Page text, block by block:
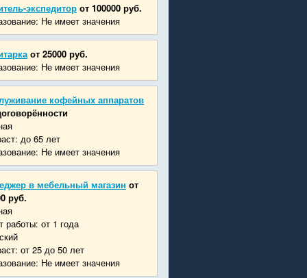
экспедитор от 100000 руб.
Не имеет значения
от 25000 руб.
Не имеет значения
кофейных аппаратов
до 65 лет
Не имеет значения
в мебельный магазин от
руб.
работы: от 1 года
от 25 до 50 лет
Не имеет значения